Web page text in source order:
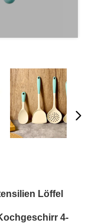
Löffel
4-